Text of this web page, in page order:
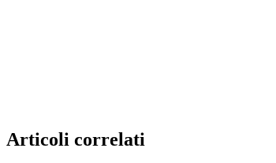
Articoli correlati